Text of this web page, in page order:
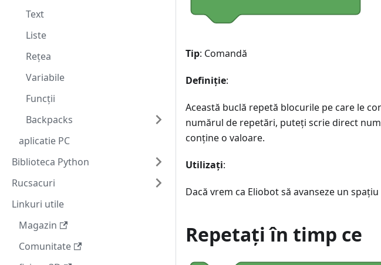
Text
Liste
Reţea
Variabile
Funcții
Backpacks
aplicatie PC
Biblioteca Python
Rucsacuri
Linkuri utile
Magazin
Comunitate
Tip: Comandă
Definiție:
Această buclă repetă blocurile pe care le
numărul de repetări, puteți scrie direct
conține o valoare.
Utilizați:
Dacă vrem ca Eliobot să avanseze un
Repetați în timp ce